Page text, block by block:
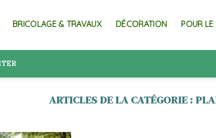
BRICOLAGE & TRAVAUX DÉCORATION POUR